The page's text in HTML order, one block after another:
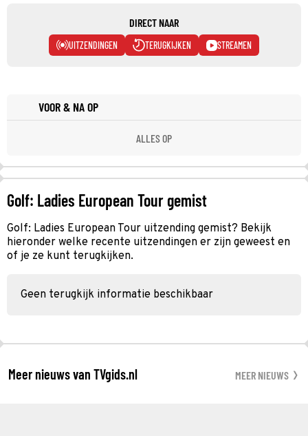
DIRECT NAAR
UITZENDINGEN TERUGKIJKEN STREAMEN
VOOR & NA OP
ALLES OP
Golf: Ladies European Tour gemist
Golf: Ladies European Tour uitzending gemist? Bekijk
hieronder welke recente uitzendingen er zijn geweest en
of je ze kunt terugkijken.
Geen terugkijk informatie beschikbaar
Meer nieuws van TVgids.nl MEER NIEUWS